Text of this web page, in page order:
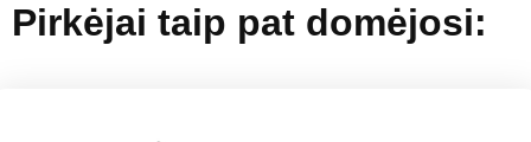
Pirkėjai taip pat domėjosi: